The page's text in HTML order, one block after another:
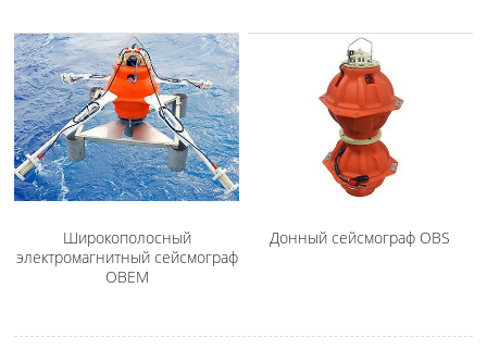
Широкополосный
электромагнитный сейсмограф
OBEM
Донный сейсмограф OBS